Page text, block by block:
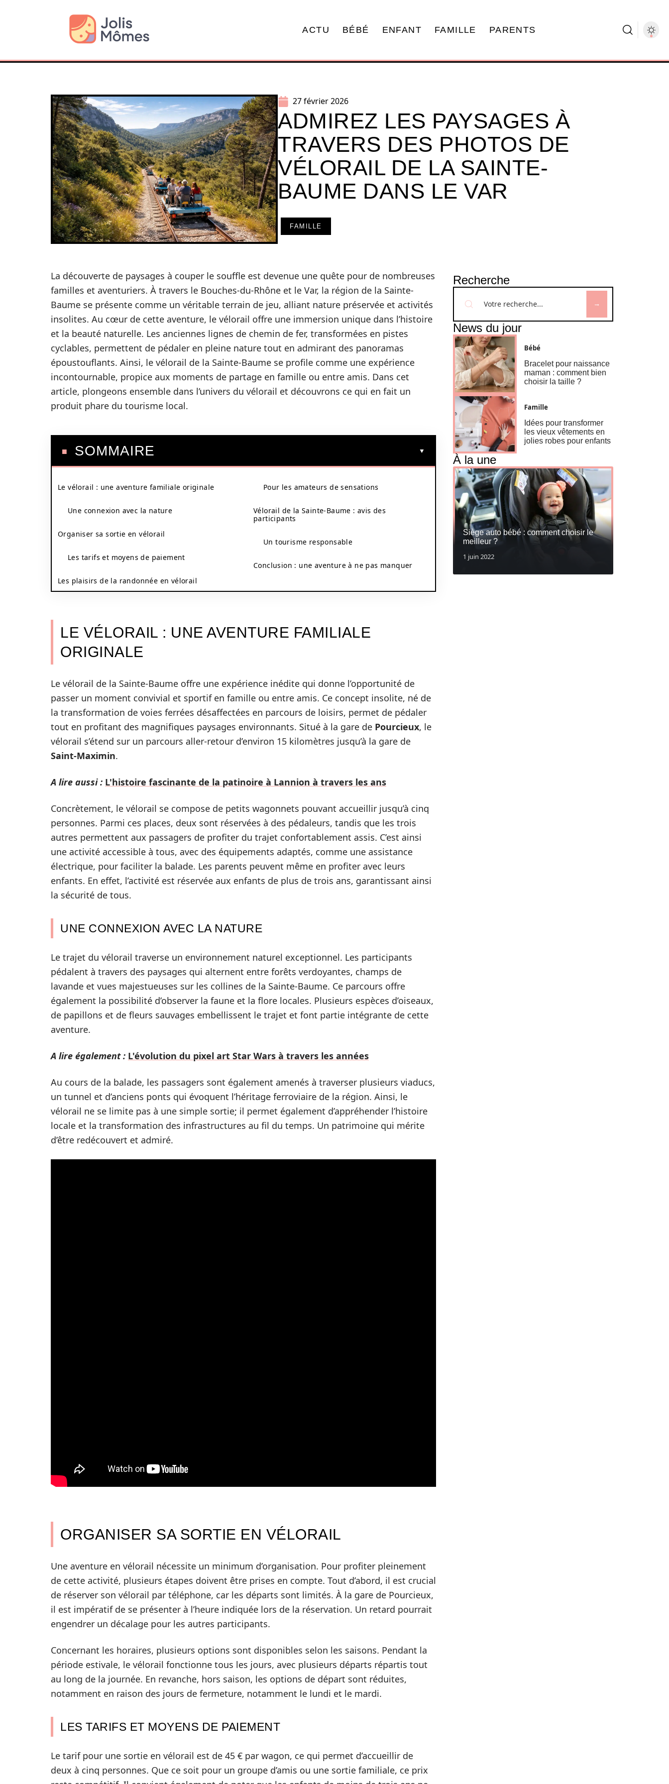
ACTU BÉBÉ ENFANT FAMILLE PARENTS
27 février 2026
ADMIREZ LES PAYSAGES À
TRAVERS DES PHOTOS DE
VÉLORAIL DE LA SAINTE-
BAUME DANS LE VAR
FAMILLE
La découverte de paysages à couper le souffle est devenue une quête pour de nombreuses
familles et aventuriers. À travers le Bouches-du-Rhône et le Var, la région de la Sainte-
Baume se présente comme un véritable terrain de jeu, alliant nature préservée et activités
insolites. Au cœur de cette aventure, le vélorail offre une immersion unique dans l’histoire
et la beauté naturelle. Les anciennes lignes de chemin de fer, transformées en pistes
cyclables, permettent de pédaler en pleine nature tout en admirant des panoramas
époustouflants. Ainsi, le vélorail de la Sainte-Baume se profile comme une expérience
incontournable, propice aux moments de partage en famille ou entre amis. Dans cet
article, plongeons ensemble dans l’univers du vélorail et découvrons ce qui en fait un
produit phare du tourisme local.
SOMMAIRE
Le vélorail : une aventure familiale originale
Une connexion avec la nature
Organiser sa sortie en vélorail
Les tarifs et moyens de paiement
Les plaisirs de la randonnée en vélorail
Pour les amateurs de sensations
Vélorail de la Sainte-Baume : avis des
participants
Un tourisme responsable
Conclusion : une aventure à ne pas manquer
LE VÉLORAIL : UNE AVENTURE FAMILIALE
ORIGINALE
Le vélorail de la Sainte-Baume offre une expérience inédite qui donne l’opportunité de
passer un moment convivial et sportif en famille ou entre amis. Ce concept insolite, né de
la transformation de voies ferrées désaffectées en parcours de loisirs, permet de pédaler
tout en profitant des magnifiques paysages environnants. Situé à la gare de Pourcieux, le
vélorail s’étend sur un parcours aller-retour d’environ 15 kilomètres jusqu’à la gare de
Saint-Maximin.
A lire aussi : L'histoire fascinante de la patinoire à Lannion à travers les ans
Concrètement, le vélorail se compose de petits wagonnets pouvant accueillir jusqu’à cinq
personnes. Parmi ces places, deux sont réservées à des pédaleurs, tandis que les trois
autres permettent aux passagers de profiter du trajet confortablement assis. C’est ainsi
une activité accessible à tous, avec des équipements adaptés, comme une assistance
électrique, pour faciliter la balade. Les parents peuvent même en profiter avec leurs
enfants. En effet, l’activité est réservée aux enfants de plus de trois ans, garantissant ainsi
la sécurité de tous.
UNE CONNEXION AVEC LA NATURE
Le trajet du vélorail traverse un environnement naturel exceptionnel. Les participants
pédalent à travers des paysages qui alternent entre forêts verdoyantes, champs de
lavande et vues majestueuses sur les collines de la Sainte-Baume. Ce parcours offre
également la possibilité d’observer la faune et la flore locales. Plusieurs espèces d’oiseaux,
de papillons et de fleurs sauvages embellissent le trajet et font partie intégrante de cette
aventure.
A lire également : L'évolution du pixel art Star Wars à travers les années
Au cours de la balade, les passagers sont également amenés à traverser plusieurs viaducs,
un tunnel et d’anciens ponts qui évoquent l’héritage ferroviaire de la région. Ainsi, le
vélorail ne se limite pas à une simple sortie; il permet également d’appréhender l’histoire
locale et la transformation des infrastructures au fil du temps. Un patrimoine qui mérite
d’être redécouvert et admiré.
ORGANISER SA SORTIE EN VÉLORAIL
Une aventure en vélorail nécessite un minimum d’organisation. Pour profiter pleinement
de cette activité, plusieurs étapes doivent être prises en compte. Tout d’abord, il est crucial
de réserver son vélorail par téléphone, car les départs sont limités. À la gare de Pourcieux,
il est impératif de se présenter à l’heure indiquée lors de la réservation. Un retard pourrait
engendrer un décalage pour les autres participants.
Concernant les horaires, plusieurs options sont disponibles selon les saisons. Pendant la
période estivale, le vélorail fonctionne tous les jours, avec plusieurs départs répartis tout
au long de la journée. En revanche, hors saison, les options de départ sont réduites,
notamment en raison des jours de fermeture, notamment le lundi et le mardi.
LES TARIFS ET MOYENS DE PAIEMENT
Le tarif pour une sortie en vélorail est de 45 € par wagon, ce qui permet d’accueillir de
deux à cinq personnes. Que ce soit pour un groupe d’amis ou une sortie familiale, ce prix
Recherche
News du jour
Bébé
Bracelet pour naissance
maman : comment bien
choisir la taille ?
Famille
Idées pour transformer
les vieux vêtements en
jolies robes pour enfants
À la une
Siège auto bébé : comment choisir le
meilleur ?
1 juin 2022